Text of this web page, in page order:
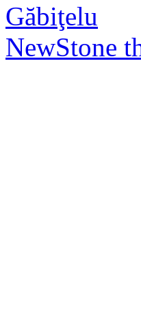
Găbiţelu
NewStone